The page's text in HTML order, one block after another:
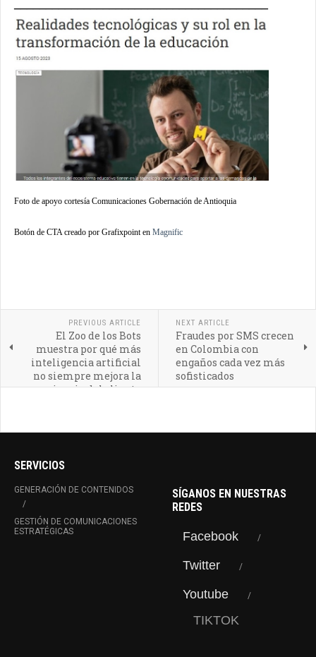
Foto de apoyo cortesía Comunicaciones Gobernación de Antioquia
Botón de CTA creado por Grafixpoint en Magnific
PREVIOUS ARTICLE
El Zoo de los Bots
muestra por qué más
inteligencia artificial
no siempre mejora la
experiencia del cliente
NEXT ARTICLE
Fraudes por SMS crecen
en Colombia con
engaños cada vez más
sofisticados
SERVICIOS
GENERACIÓN DE CONTENIDOS
GESTIÓN DE COMUNICACIONES
ESTRATÉGICAS
SÍGANOS EN NUESTRAS
REDES
Facebook
Twitter
Youtube
TIKTOK